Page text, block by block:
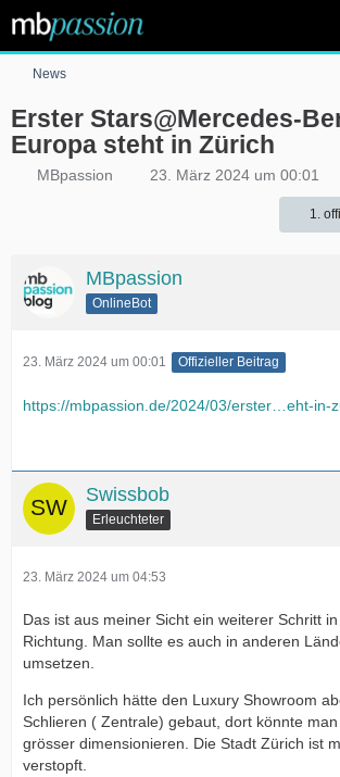
News
Erster Stars@Mercedes-
Europa steht in Zürich
MBpassion 23. März 2024 um 00:01
1.
MBpassion
OnlineBot
23. März 2024 um 00:01 Offizieller Beitrag
https://mbpassion.de/2024/03/erster…eht-in-
Swissbob
Erleuchteter
23. März 2024 um 04:53
Das ist aus meiner Sicht ein weiterer Schritt
Richtung. Man sollte es auch in anderen
umsetzen.
Ich persönlich hätte den Luxury Showroom
Schlieren ( Zentrale) gebaut, dort könnte
grösser dimensionieren. Die Stadt Zürich ist
verstopft.